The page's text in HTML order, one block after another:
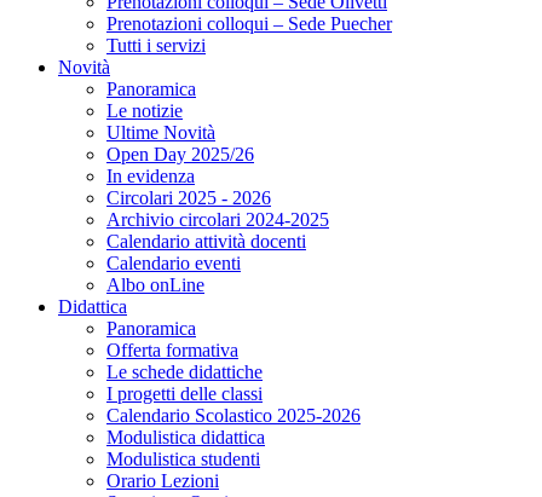
Prenotazioni colloqui – Sede Puecher
Tutti i servizi
Novità
Panoramica
Le notizie
Ultime Novità
Open Day 2025/26
In evidenza
Circolari 2025 - 2026
Archivio circolari 2024-2025
Calendario attività docenti
Calendario eventi
Albo onLine
Didattica
Panoramica
Offerta formativa
Le schede didattiche
I progetti delle classi
Calendario Scolastico 2025-2026
Modulistica didattica
Modulistica studenti
Orario Lezioni